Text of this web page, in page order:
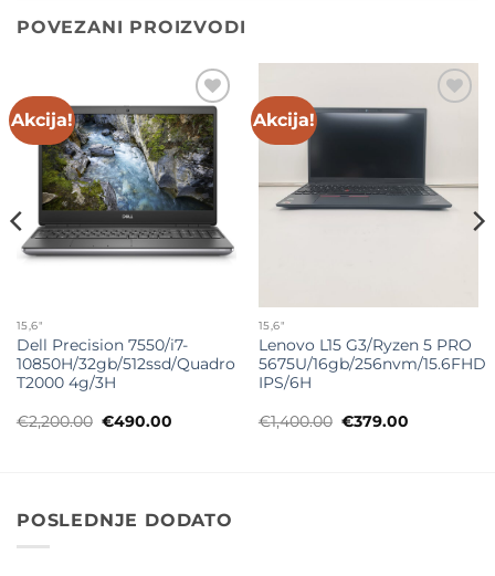
POVEZANI PROIZVODI
Akcija!
Add to
wishlist
15,6"
Dell Precision 7550/i7-
10850H/32gb/512ssd/Quadro
T2000 4g/3H
€2,200.00 Originalna
€490.00Trenutna
Akcija!
Add to
15,6"
Lenovo L15 G3/Ryzen 5 PRO
5675U/16gb/256nvm/15.6FHD
IPS/6H
€1,400.00 Originalna
€379.00Trenutna
POSLEDNJE DODATO